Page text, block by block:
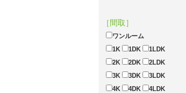
［間取］
ワンルーム
1K
1DK
1LDK
2K
2DK
2LDK
3K
3DK
3LDK
4K
4DK
4LDK